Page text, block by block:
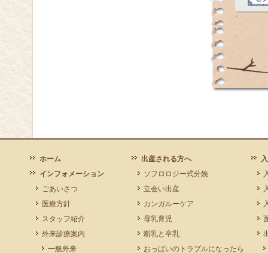
ホーム
インフォメーション
ごあいさつ
医療方針
スタッフ紹介
外来診療案内
一般外来
出産される方へ
ソフロロジー式分娩
立会い出産
カンガルーケア
母乳育児
断乳と卒乳
おっぱいのトラブルになったら